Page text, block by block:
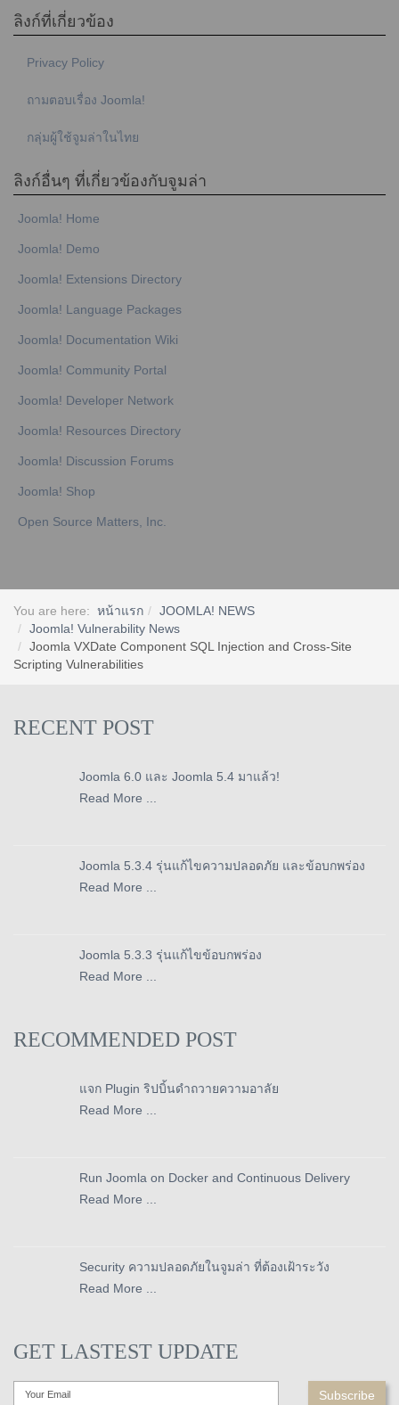
ลิงก์ที่เกี่ยวข้อง
Privacy Policy
ถามตอบเรื่อง Joomla!
กลุ่มผู้ใช้จูมล่าในไทย
ลิงก์อื่นๆ ที่เกี่ยวข้องกับจูมล่า
Joomla! Home
Joomla! Demo
Joomla! Extensions Directory
Joomla! Language Packages
Joomla! Documentation Wiki
Joomla! Community Portal
Joomla! Developer Network
Joomla! Resources Directory
Joomla! Discussion Forums
Joomla! Shop
Open Source Matters, Inc.
You are here: หน้าแรก
JOOMLA! NEWS
Joomla! Vulnerability News
Joomla VXDate Component SQL Injection and Cross-Site
Scripting Vulnerabilities
RECENT POST
Joomla 6.0 และ Joomla 5.4 มาแล้ว!
Read More ...
Joomla 5.3.4 รุ่นแก้ไขความปลอดภัย และข้อบกพร่อง
Read More ...
Joomla 5.3.3 รุ่นแก้ไขข้อบกพร่อง
Read More ...
RECOMMENDED POST
แจก Plugin ริปบิ้นดำถวายความอาลัย
Read More ...
Run Joomla on Docker and Continuous Delivery
Read More ...
Security ความปลอดภัยในจูมล่า ที่ต้องเฝ้าระวัง
Read More ...
GET LASTEST UPDATE